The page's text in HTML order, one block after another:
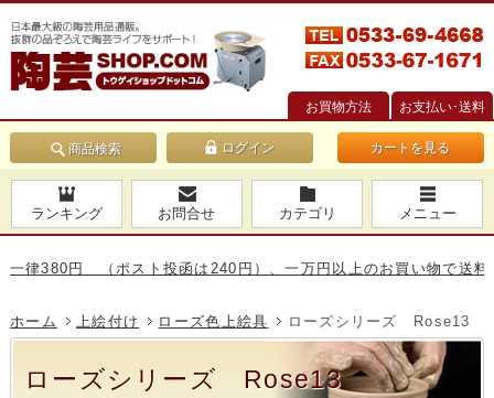
お買物方法 お支払い･送料
商品検索 カートを見る
ランキング お問合せ カテゴリ メニュー
380円 （ポスト投函は240円）、一万円以上のお買い物で送料無料
ホーム 上絵付け ローズ色上絵具 ローズシリーズ Rose13
ローズシリーズ Rose13